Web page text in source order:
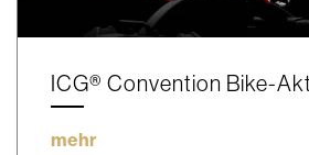
ICG® Convention Bike-
mehr